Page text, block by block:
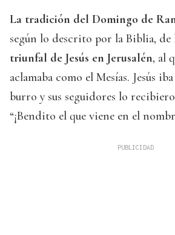
La tradición del Domingo de
según lo descrito por la Biblia, de
triunfal de Jesús en Jerusalén, al
aclamaba como el Mesías. Jesús
burro y sus seguidores lo
“¡Bendito el que viene en el